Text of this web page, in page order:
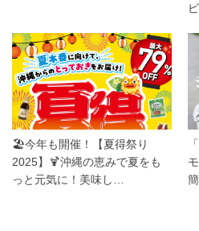
🏖️今年も開催！【夏得祭り
2025】🍹沖縄の恵みで夏をも
っと元気に！美味し…